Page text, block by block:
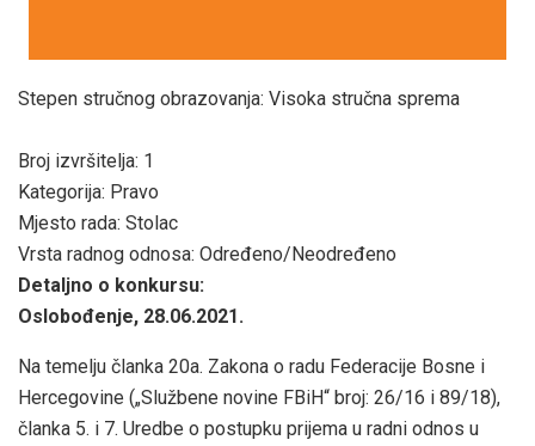
Stepen stručnog obrazovanja: Visoka stručna sprema
Broj izvršitelja: 1
Kategorija: Pravo
Mjesto rada: Stolac
Vrsta radnog odnosa: Određeno/Neodređeno
Detaljno o konkursu:
Oslobođenje, 28.06.2021.
Na temelju članka 20a. Zakona o radu Federacije Bosne i
Hercegovine („Službene novine FBiH“ broj: 26/16 i 89/18),
članka 5. i 7. Uredbe o postupku prijema u radni odnos u